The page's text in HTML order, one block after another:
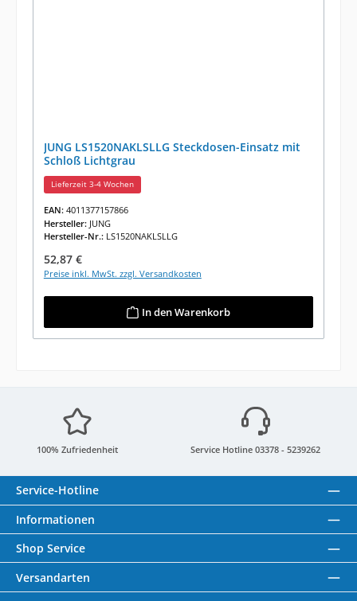
JUNG LS1520NAKLSLLG Steckdosen-Einsatz mit
Schloß Lichtgrau
Lieferzeit 3-4 Wochen
EAN: 4011377157866
Hersteller: JUNG
Hersteller-Nr.: LS1520NAKLSLLG
Regulärer Preis:
52,87 €
Preise inkl. MwSt. zzgl. Versandkosten
In den Warenkorb
100% Zufriedenheit Service Hotline 03378 - 5239262
Service-Hotline
Informationen
Shop Service
Versandarten